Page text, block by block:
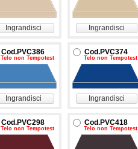
Ingrandisci Ingrandisci
Cod.PVC386
Telo non Tempotest
Ingrandisci
Cod.PVC374
Telo non Tempotest
Ingrandisci
Cod.PVC298
Telo non Tempotest
Cod.PVC418
Telo non Tempotest